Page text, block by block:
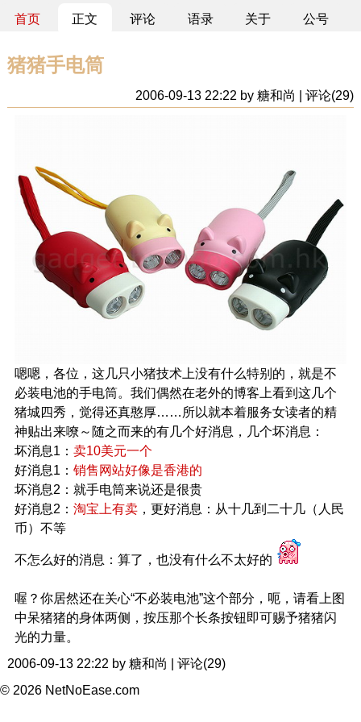
首页 正文 评论 语录 关于 公号
猪猪手电筒
2006-09-13 22:22 by 糖和尚 | 评论(29)
嗯嗯，各位，这几只小猪技术上没有什么特别的，就是不
必装电池的手电筒。我们偶然在老外的博客上看到这几个
猪城四秀，觉得还真憨厚……所以就本着服务女读者的精
神贴出来嘹～随之而来的有几个好消息，几个坏消息：
坏消息1： 卖10美元一个
好消息1： 销售网站好像是香港的
坏消息2：就手电筒来说还是很贵
好消息2： 淘宝上有卖，更好消息：从十几到二十几（人民
币）不等
不怎么好的消息：算了，也没有什么不太好的
喔？你居然还在关心“不必装电池”这个部分，呃，请看上图
中呆猪猪的身体两侧，按压那个长条按钮即可赐予猪猪闪
光的力量。
2006-09-13 22:22 by 糖和尚 | 评论(29)
© 2026 NetNoEase.com